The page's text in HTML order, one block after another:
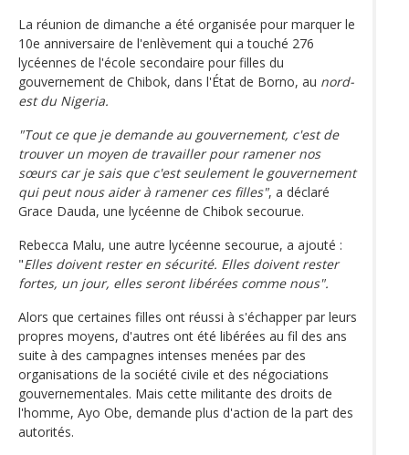
La réunion de dimanche a été organisée pour marquer le
10e anniversaire de l'enlèvement qui a touché 276
lycéennes de l'école secondaire pour filles du
gouvernement de Chibok, dans l'État de Borno, au nord-
est du Nigeria.
"Tout ce que je demande au gouvernement, c'est de
trouver un moyen de travailler pour ramener nos
sœurs car je sais que c'est seulement le gouvernement
qui peut nous aider à ramener ces filles", a déclaré
Grace Dauda, une lycéenne de Chibok secourue.
Rebecca Malu, une autre lycéenne secourue, a ajouté :
"Elles doivent rester en sécurité. Elles doivent rester
fortes, un jour, elles seront libérées comme nous".
Alors que certaines filles ont réussi à s'échapper par leurs
propres moyens, d'autres ont été libérées au fil des ans
suite à des campagnes intenses menées par des
organisations de la société civile et des négociations
gouvernementales. Mais cette militante des droits de
l'homme, Ayo Obe, demande plus d'action de la part des
autorités.